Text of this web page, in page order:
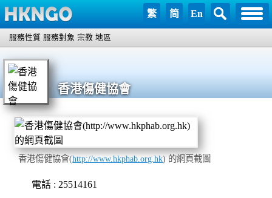
繁 简 En
服務性質 服務對象 宗教 地區
香港傷健協會
香港傷健協會(http://www.hkphab.org.hk) 的網頁截圖
電話 : 25514161